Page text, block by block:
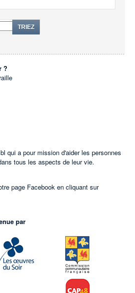
TRIEZ
?
qui a pour mission d'aider les personnes
tous les aspects de leur vie.
page Facebook en cliquant sur
par